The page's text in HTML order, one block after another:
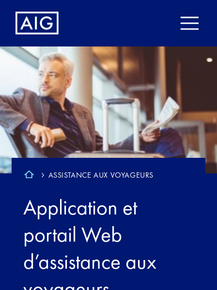
ASSISTANCE AUX VOYAGEURS
Application et
portail Web
d’assistance aux